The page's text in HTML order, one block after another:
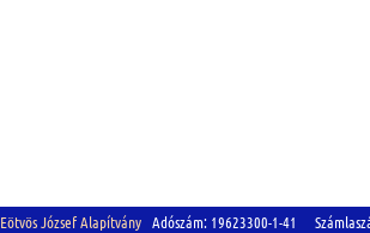
Eötvös József Alapítvány Adószám: 19623300-1-41